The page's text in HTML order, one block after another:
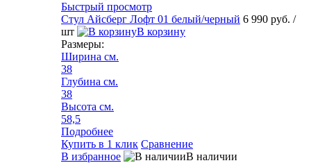
Быстрый просмотр
Стул Айсберг Лофт 01 белый/черный 6 990 руб. /
шт
В корзину
Размеры:
Ширина см.
38
Глубина см.
38
Высота см.
58,5
Подробнее
Купить в 1 клик Сравнение
В избранное
В наличии